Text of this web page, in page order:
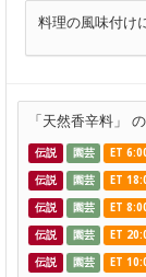
料理の風味付け
「天然香辛料」
伝説 園芸 ET
伝説
園芸 ET
伝説
園芸 ET
伝説
園芸 ET
伝説
園芸 ET